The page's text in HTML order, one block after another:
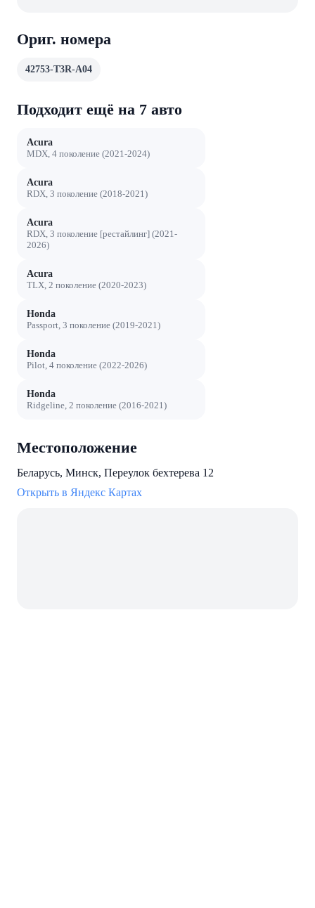
Ориг. номера
42753-T3R-A04
Подходит ещё на 7 авто
Acura
MDX, 4 поколение (2021-2024)
Acura
RDX, 3 поколение (2018-2021)
Acura
RDX, 3 поколение [рестайлинг] (2021-
2026)
Acura
TLX, 2 поколение (2020-2023)
Honda
Passport, 3 поколение (2019-2021)
Honda
Pilot, 4 поколение (2022-2026)
Honda
Ridgeline, 2 поколение (2016-2021)
Местоположение
Беларусь, Минск, Переулок бехтерева 12
Открыть в Яндекс Картах